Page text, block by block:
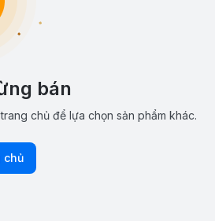
bán
chủ để lựa chọn sản phẩm khác.
chủ